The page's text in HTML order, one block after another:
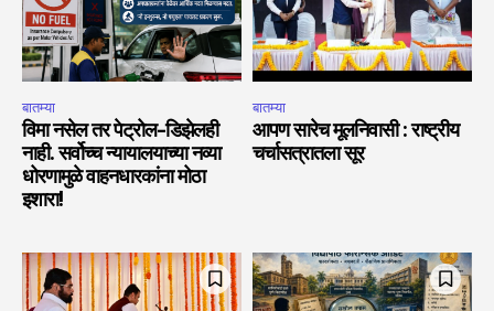
बातम्या
विमा नसेल तर पेट्रोल-डिझेलही
नाही. सर्वोच्च न्यायालयाच्या नव्या
धोरणामुळे वाहनधारकांना मोठा
इशारा!
बातम्या
आपण सारेच मूलनिवासी : राष्ट्रीय
चर्चासत्रातला सूर